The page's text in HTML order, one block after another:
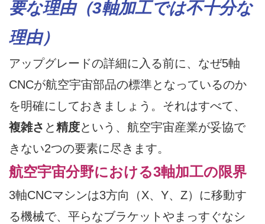
要な理由（3軸加工では不十分な
理由）
アップグレードの詳細に入る前に、なぜ5軸
CNCが航空宇宙部品の標準となっているのか
を明確にしておきましょう。それはすべて、
複雑さ と精度という、航空宇宙産業が妥協で
きない2つの要素に尽きます。
航空宇宙分野における3軸加工の限界
3軸CNCマシンは3方向（X、Y、Z）に移動す
る機械で、平らなブラケットやまっすぐなシ